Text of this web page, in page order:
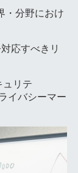
・分野におけ
応すべきリ
ュリテ
イバシーマー